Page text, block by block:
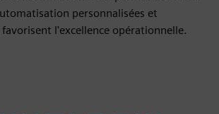
personnalisées et
l'excellence opérationnelle.